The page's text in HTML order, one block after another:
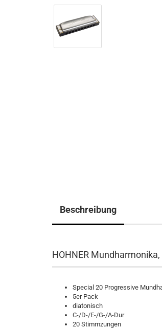
Beschreibung
HOHNER
Special 20 Progressive
5er Pack
diatonisch
C-/D-/E-/G-/A-Dur
20 Stimmzungen